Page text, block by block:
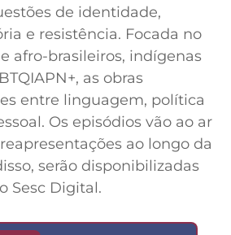
de identidade,
e resistência. Focada no
afro-brasileiros, indígenas
as obras
entre linguagem, política
Os episódios vão ao ar
ao longo da
serão disponibilizadas
Sesc Digital.